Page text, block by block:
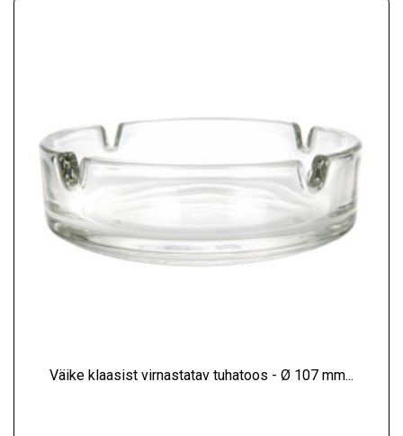
Väike klaasist virnastatav tuhatoos - Ø 107 mm...